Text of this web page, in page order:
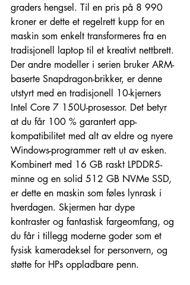
graders hengsel. Til en pris på 8 990
kroner er dette et regelrett kupp for en
maskin som enkelt transformeres fra en
tradisjonell laptop til et kreativt nettbrett.
Der andre modeller i serien bruker ARM-
baserte Snapdragon-brikker, er denne
utstyrt med en tradisjonell 10-kjerners
Intel Core 7 150U-prosessor. Det betyr
at du får 100 % garantert app-
kompatibilitet med alt av eldre og nyere
Windows-programmer rett ut av esken.
Kombinert med 16 GB raskt LPDDR5-
minne og en solid 512 GB NVMe SSD,
er dette en maskin som føles lynrask i
hverdagen. Skjermen har dype
kontraster og fantastisk fargeomfang, og
du får i tillegg moderne goder som et
fysisk kameradeksel for personvern, og
støtte for HPs oppladbare penn.